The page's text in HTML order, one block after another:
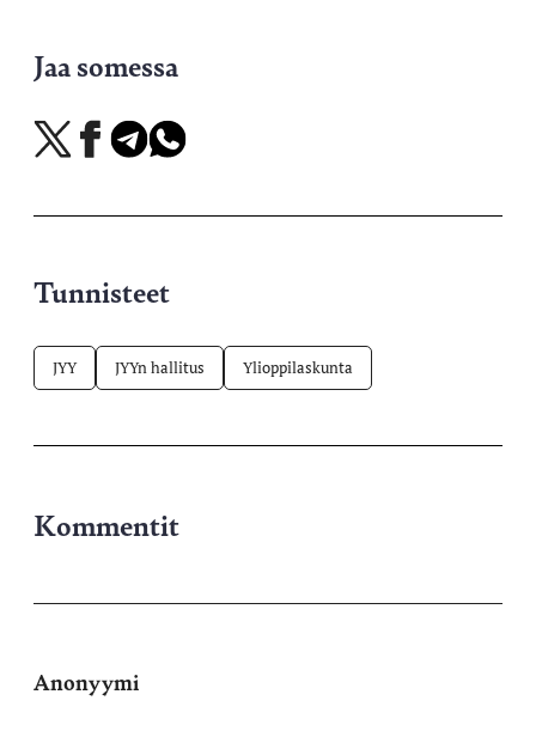
Jaa somessa
Jaa
X-
Jaa
Facebookissa
Jaa
Telegramissa
Jaa
WhatsAppissa
Tunnisteet
JYY JYYn hallitus Ylioppilaskunta
Kommentit
Anonyymi